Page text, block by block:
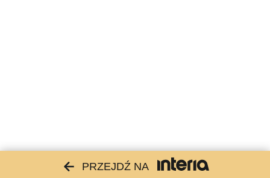
PRZEJDŹ NA